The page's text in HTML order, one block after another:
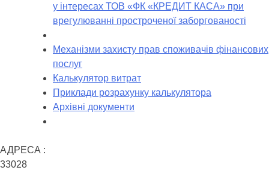
у інтересах ТОВ «ФК «КРЕДИТ КАСА» при
врегулюванні простроченої заборгованості
Механізми захисту прав споживачів фінансових
послуг
Калькулятор витрат
Приклади розрахунку калькулятора
Архівні документи
АДРЕСА :
33028